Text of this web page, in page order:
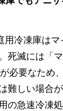
用冷凍庫はマ
死滅には「
必要なため
難しい場合
の急速冷凍